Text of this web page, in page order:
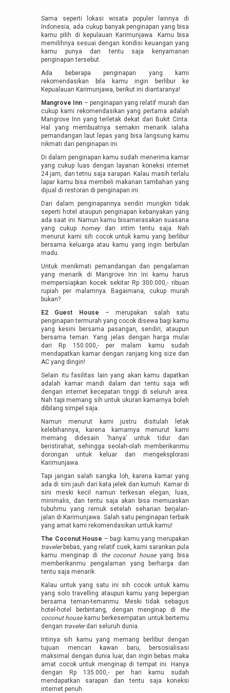
Sama seperti lokasi wisata populer lainnya di
Indonesia, ada cukup banyak penginapan yang bisa
kamu pilih di kepulauan Karimunjawa. Kamu bisa
memilihnya sesuai dengan kondisi keuangan yang
kamu punya dan tentu saja kenyamanan
penginapan tersebut.
Ada beberapa penginapan yang kami
rekomendasikan bila kamu ingin berlibur ke
Kepualauan Karimunjawa, berikut ini diantaranya!
Mangrove Inn – penginapan yang relatif murah dan
cukup kami rekomendasikan yang pertama adalah
Mangrove Inn yang terletak dekat dari Bukit Cinta.
Hal yang membuatnya semakin menarik ialaha
pemandangan laut lepas yang bisa langsung kamu
nikmati dari penginapan ini.
Di dalam penginapan kamu sudah menerima kamar
yang cukup luas dengan layanan koneksi internet
24 jam, dan tetnu saja sarapan. Kalau masih terlalu
lapar kamu bisa membeli makanan tambahan yang
dijual di restoran di penginapan ini.
Dari dalam penginapannya sendiri mungkin tidak
seperti hotel ataupun penginapan kebanyakan yang
ada saat ini. Namun kamu bisamerasakan suasana
yang cukup homey dan intim tentu saja. Nah
menurut kami sih cocok untuk kamu yang berlibur
bersama keluarga atau kamu yang ingin berbulan
madu.
Untuk menikmati pemandangan dan pengalaman
yang menarik di Mangrove Inn ini kamu harus
mempersiapkan kocek sekitar Rp 300.000,- ribuan
rupiah per malamnya. Bagaimana, cukup murah
bukan?
E2 Guest House – merupakan salah satu
penginapan termurah yang cocok disewa bagi kamu
yang kesini bersama pasangan, sendiri, ataupun
bersama teman. Yang jelas dengan harga mulai
dari Rp 150.000,- per malam kamu sudah
mendapatkan kamar dengan ranjang king size dan
AC yang dingin!
Selain itu fasilitas lain yang akan kamu dapatkan
adalah kamar mandi dalam dan tentu saja wifi
dengan internet kecepatan tinggi di seluruh area.
Nah tapi memang sih untuk ukuran kamarnya boleh
dibilang simpel saja.
Namun menurut kami justru disitulah letak
kelebihannya, karena kamarnya menurut kami
memang didesain ‘hanya’ untuk tidur dan
beristirahat, sehingga seolah-olah memberikanmu
dorongan untuk keluar dan mengeksplorasi
Karimunjawa.
Tapi jangan salah sangka loh, karena kamar yang
ada di sini jauh dari kata jelek dan kumuh. Kamar di
sini meski kecil namun terkesan elegan, luas,
minimalis, dan tentu saja akan bisa memuaskan
tubuhmu yang remuk setelah seharian berjalan-
jalan di Karimunjawa. Salah satu penginapan terbaik
yang amat kami rekomendasikan untuk kamu!
The Coconut House – bagi kamu yang merupakan
traveler bebas, yang relatif cuek, kami sarankan pula
kamu menginap di
the coconut houseyang bisa
memberikanmu pengalaman yang berharga dan
tentu saja menarik.
Kalau untuk yang satu ini sih cocok untuk kamu
yang solo travelling ataupun kamu yang bepergian
bersama teman-temanmu. Meski tidak sebagus
hotel-hotel berbintang, dengan menginap di the
coconut house kamu berkesempatan untuk bertemu
dengan travelerdari seluruh dunia.
Intinya sih kamu yang memang berlibur dengan
tujuan mencari kawan baru, bersosialisasi
maksimal dengan dunia luar, dan ingin bebas maka
amat cocok untuk menginap di tempat ini. Hanya
dengan Rp 135.000,- per hari kamu sudah
mendapatkan sarapan dan tentu saja koneksi
internet penuh.